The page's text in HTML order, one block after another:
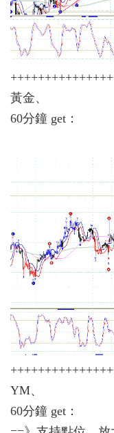
黃金、
60分鐘 get：
YM、
60分鐘 get：